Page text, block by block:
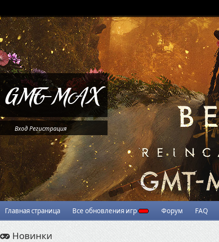
ВходРегистрация
Главная страница Все обновления игр Форум FAQ
Новинки